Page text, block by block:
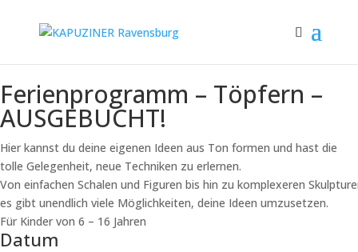
Ferienprogramm – Töpfern –
AUSGEBUCHT!
Hier kannst du deine eigenen Ideen aus Ton formen und hast die
tolle Gelegenheit, neue Techniken zu erlernen.
Von einfachen Schalen und Figuren bis hin zu komplexeren
es gibt unendlich viele Möglichkeiten, deine Ideen umzusetzen.
Für Kinder von 6 – 16 Jahren
Datum